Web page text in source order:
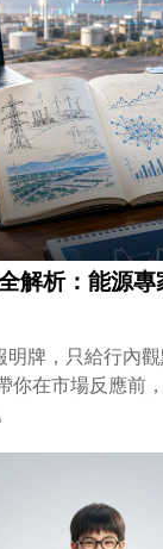
解析：能源
明牌，只給行內
你在市場反應前